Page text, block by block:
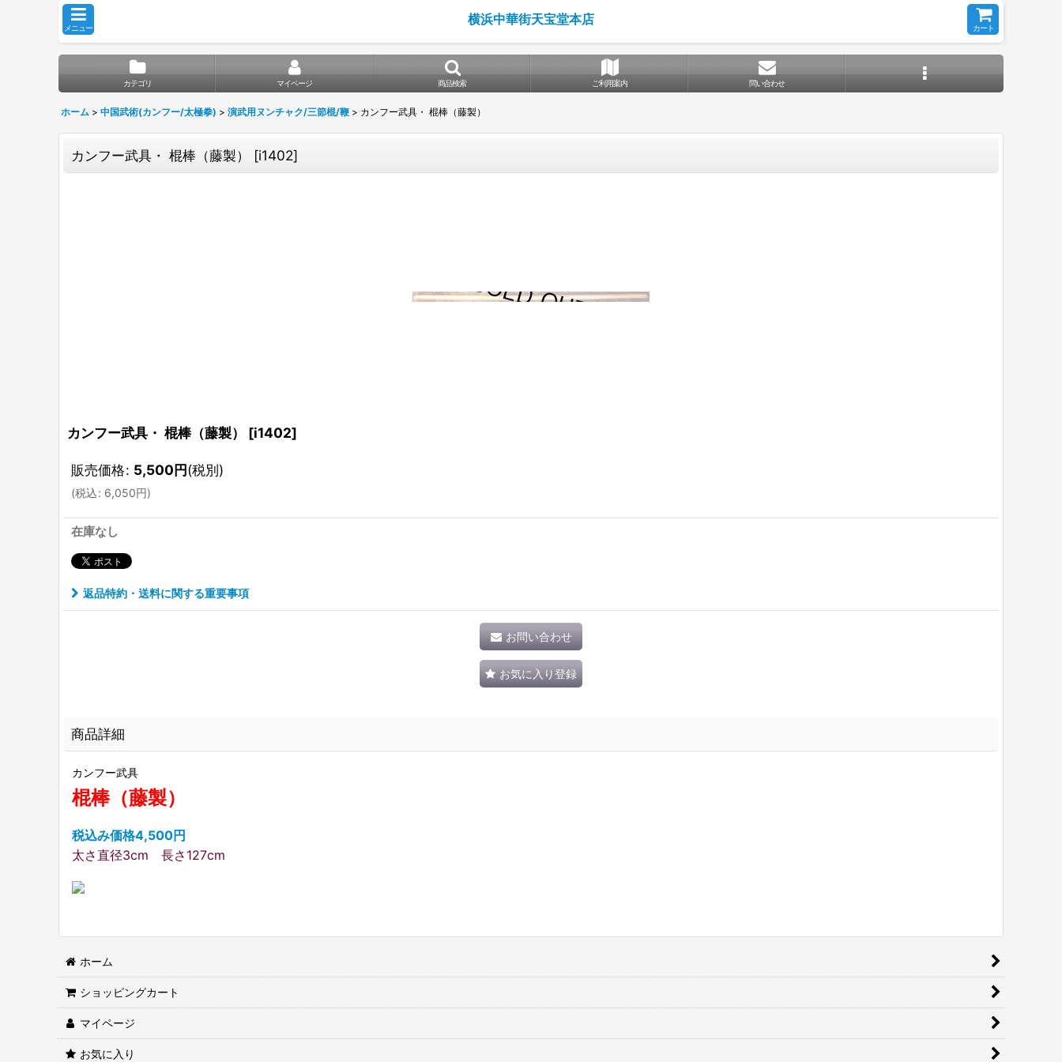
メニュー
横浜中華街天宝堂本店
カート
カテゴリ マイページ 商品検索 ご利用案内 問い合わせ
ホーム > 中国武術(カンフー/太極拳) > 演武用ヌンチャク/三節棍/鞭 > カンフー武具・ 棍棒（藤製）
カンフー武具・ 棍棒（藤製） [i1402]
カンフー武具・ 棍棒（藤製） [i1402]
販売価格: 5,500円(税別)
(税込: 6,050円)
在庫なし
返品特約・送料に関する重要事項
お問い合わせ
お気に入り登録
商品詳細
カンフー武具
棍棒（藤製）
税込み価格4,500円
太さ直径3cm 長さ127cm
ホーム
ショッピングカート
マイページ
お気に入り